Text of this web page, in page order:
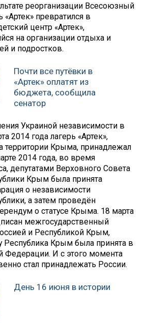
реорганизации Всесоюзный
«Артек» превратился в
центр «Артек»,
на организации отдыха и
и подростков.
Почти все путёвки в
«Артек» оплатят из
бюджета, сообщила
сенатор
Украиной независимости в
2014 года лагерь «Артек»,
территории Крыма, принадлежал
2014 года, во время
депутатами Верховного Совета
Крым была принята
о независимости
а затем проведён
о статусе Крыма. 18 марта
межгосударственный
и Республикой Крым,
Республика Крым была принята в
Федерации. И с этого момента
стал принадлежать России.
День 16 июня в истории